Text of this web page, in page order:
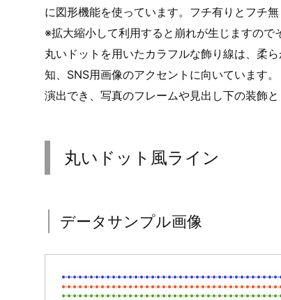
に図形機能を使っています。フチ有りとフチ
※拡大縮小して利用すると崩れが生じますので
丸いドットを用いたカラフルな飾り線は、柔
知、SNS用画像のアクセントに向いています
演出でき、写真のフレームや見出し下の装飾と
丸いドット風ライン
データサンプル画像